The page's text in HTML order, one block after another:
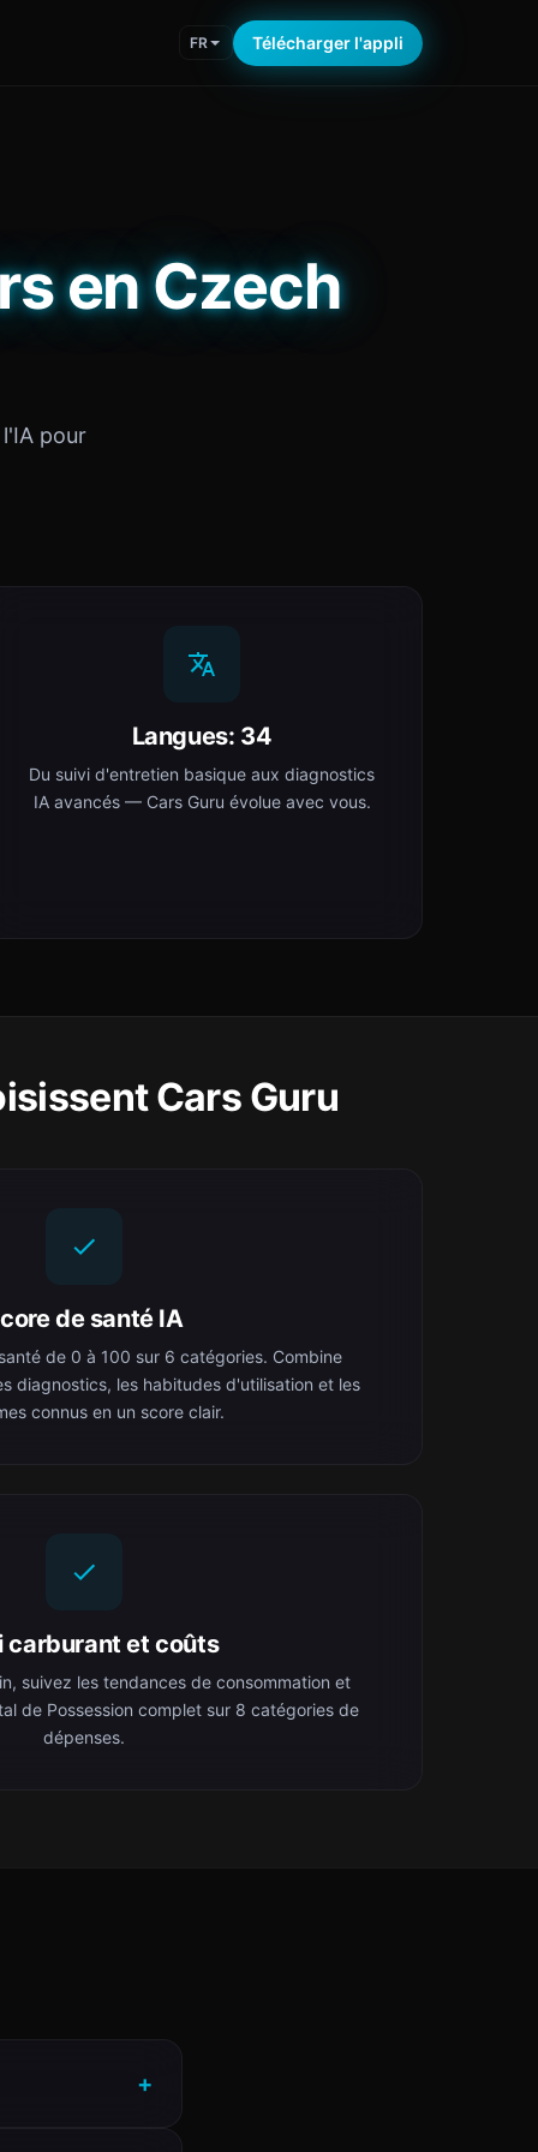
FR Télécharger l'appli
en Czech
pour
Langues: 34
Du suivi d'entretien basique aux diagnostics
IA avancés — Cars Guru évolue avec vous.
Cars Guru
de santé IA
de 0 à 100 sur 6 catégories. Combine
diagnostics, les habitudes d'utilisation et les
connus en un score clair.
carburant et coûts
suivez les tendances de consommation et
de Possession complet sur 8 catégories de
dépenses.